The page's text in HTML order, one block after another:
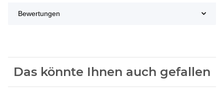
Bewertungen
Das könnte Ihnen auch gefallen